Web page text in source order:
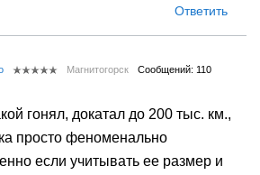
Ответить
Магнитогорск Сообщений: 110
гонял, докатал до 200 тыс. км.,
просто феноменально
если учитывать ее размер и